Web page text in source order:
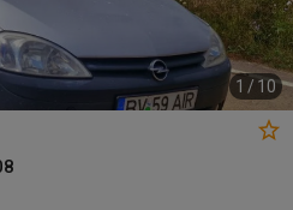
1 / 10